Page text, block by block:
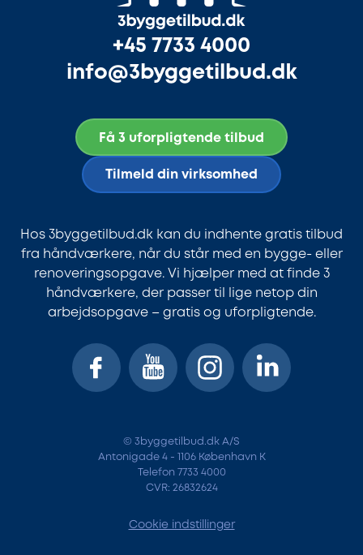
+45 7733 4000
info@3byggetilbud.dk
Få 3 uforpligtende tilbud
Tilmeld din virksomhed
Hos 3byggetilbud.dk kan du indhente gratis tilbud
fra håndværkere, når du står med en bygge- eller
renoveringsopgave. Vi hjælper med at finde 3
håndværkere, der passer til lige netop din
arbejdsopgave – gratis og uforpligtende.
© 3byggetilbud.dk A/S
Antonigade 4 - 1106 København K
Telefon 7733 4000
CVR: 26832624
Cookie indstillinger